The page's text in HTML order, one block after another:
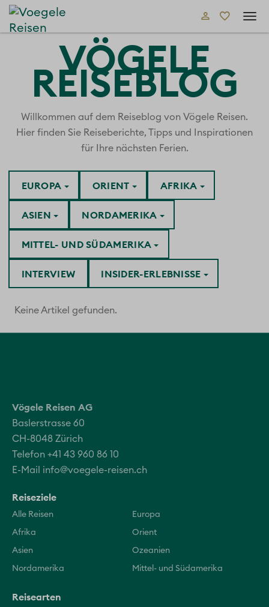
VÖGELE
REISEBLOG
Willkommen auf dem Reiseblog von Vögele Reisen.
Hier finden Sie Reiseberichte, Tipps und Inspirationen
für Ihre nächsten Ferien.
AFRIKA
ASIEN
EUROPA
INSIDER-ERLEBNISSE
INTERVIEW
MITTEL- UND SÜDAMERIKA
NORDAMERIKA
ORIENT
Keine Artikel gefunden.
Vögele Reisen AG
Baslerstrasse 60
CH-8048 Zürich
Telefon +41 43 960 86 10
E-Mail info@voegele-reisen.ch
Reiseziele
Alle Reisen Europa
Afrika Orient
Asien Ozeanien
Nordamerika Mittel- und Südamerika
Reisearten